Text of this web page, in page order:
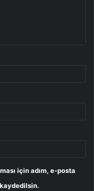
için adım, e-posta